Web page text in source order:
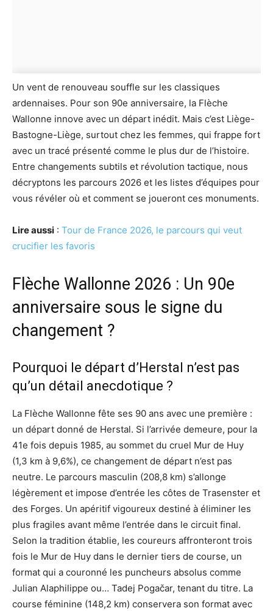
Un vent de renouveau souffle sur les classiques
ardennaises. Pour son 90e anniversaire, la Flèche
Wallonne innove avec un départ inédit. Mais c’est Liège-
Bastogne-Liège, surtout chez les femmes, qui frappe fort
avec un tracé présenté comme le plus dur de l’histoire.
Entre changements subtils et révolution tactique, nous
décryptons les parcours 2026 et les listes d’équipes pour
vous révéler où et comment se joueront ces monuments.
Lire aussi : Tour de France 2026, le parcours qui veut
crucifier les favoris
Flèche Wallonne 2026 : Un 90e
anniversaire sous le signe du
changement ?
Pourquoi le départ d’Herstal n’est pas
qu’un détail anecdotique ?
La Flèche Wallonne fête ses 90 ans avec une première :
un départ donné de Herstal. Si l’arrivée demeure, pour la
41e fois depuis 1985, au sommet du cruel Mur de Huy
(1,3 km à 9,6%), ce changement de départ n’est pas
neutre. Le parcours masculin (208,8 km) s’allonge
légèrement et impose d’entrée les côtes de Trasenster et
des Forges. Un apéritif vigoureux destiné à éliminer les
plus fragiles avant même l’entrée dans le circuit final.
Selon la tradition établie, les coureurs affronteront trois
fois le Mur de Huy dans le dernier tiers de course, un
format qui a couronné les puncheurs absolus comme
Julian Alaphilippe ou… Tadej Pogačar, tenant du titre. La
course féminine (148,2 km) conservera son format avec